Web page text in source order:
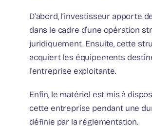
D’abord, l’investisseur apporte
dans le cadre d’une opération
juridiquement. Ensuite, cette
acquiert les équipements
l’entreprise exploitante.
Enfin, le matériel est mis à
cette entreprise pendant une
définie par la réglementation.